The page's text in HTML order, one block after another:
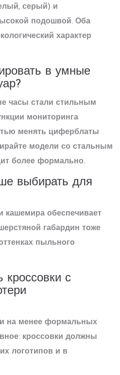
серый) и
подошвой. Оба
характер
в умные
часы стали стильным
мониторинга
менять циферблаты
модели со стальным
более формально.
выбирать для
кашемира обеспечивает
габардин тоже
пыльного
кроссовки с
на менее формальных
кроссовки должны
логотипов и в